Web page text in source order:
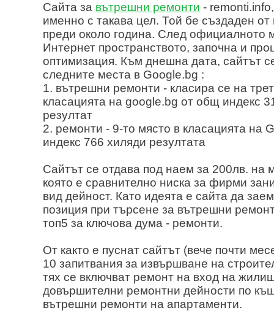
Сайта за вътрешни ремонти -
именно с такава цел. Той бе създаден от
преди около година. След официалното
Интернет пространството, започна и
оптимизация. Към днешна дата, сайтът
следните места в Google.bg :
1. вътрешни ремонти - класира се на
класацията на google.bg от общ индекс
резултат
2. ремонти - 9-то място в класацията на
индекс 766 хиляди резултата
Сайтът се отдава под наем за 200лв. на
която е сравнително ниска за фирми
вид дейност. Като идеята е сайта да
позиция при търсене за вътрешни
топ5 за ключова дума - ремонти.
От както е пуснат сайтът (вече почти
10 запитвания за извършване на
тях се включват ремонт на вход на
довършителни ремонтни дейности по
вътрешни ремонти на апартаменти.